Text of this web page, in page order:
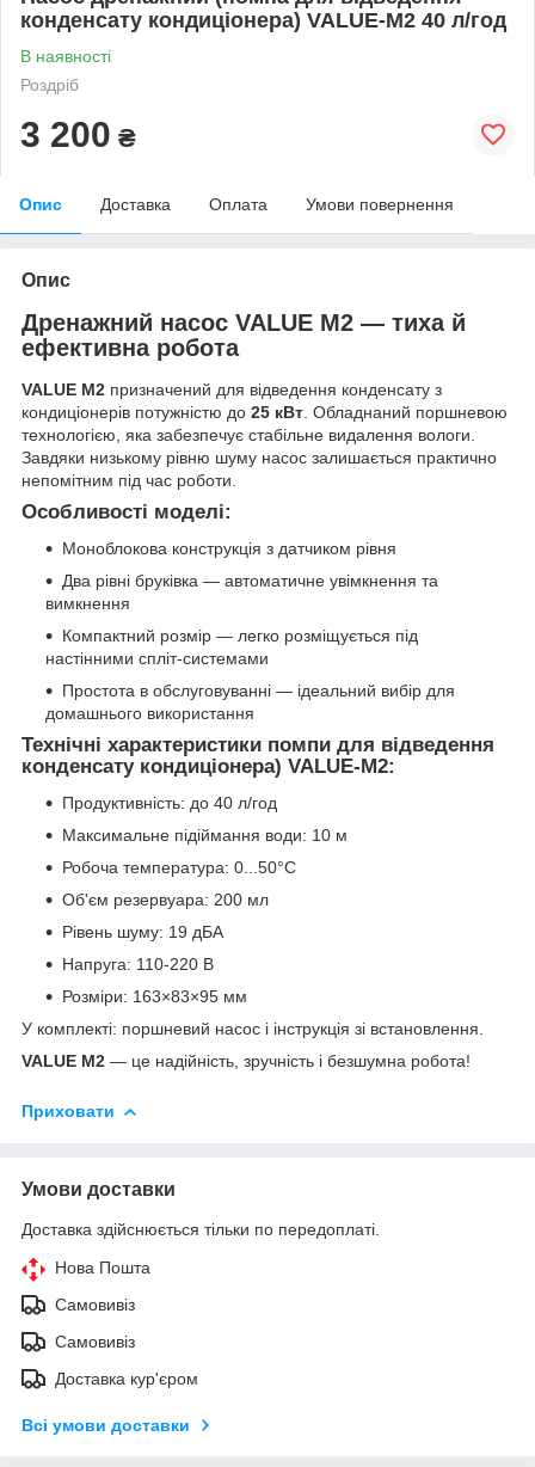
конденсату кондиціонера) VALUE-M2 40 л/год
В наявності
Роздріб
3 200 ₴
Опис Доставка Оплата Умови повернення
Опис
Дренажний насос VALUE M2 — тиха й
ефективна робота
VALUE M2 призначений для відведення конденсату з
кондиціонерів потужністю до 25 кВт. Обладнаний поршневою
технологією, яка забезпечує стабільне видалення вологи.
Завдяки низькому рівню шуму насос залишається практично
непомітним під час роботи.
Особливості моделі:
Моноблокова конструкція з датчиком рівня
Два рівні бруківка — автоматичне увімкнення та
вимкнення
Компактний розмір — легко розміщується під
настінними спліт-системами
Простота в обслуговуванні — ідеальний вибір для
домашнього використання
Технічні характеристики помпи для відведення
конденсату кондиціонера) VALUE-M2:
Продуктивність: до 40 л/год
Максимальне підіймання води: 10 м
Робоча температура: 0...50°C
Об'єм резервуара: 200 мл
Рівень шуму: 19 дБА
Напруга: 110-220 В
Розміри: 163×83×95 мм
У комплекті: поршневий насос і інструкція зі встановлення.
VALUE M2 — це надійність, зручність і безшумна робота!
Приховати
Умови доставки
Доставка здійснюється тільки по передоплаті.
Нова Пошта
Самовивіз
Самовивіз
Доставка кур'єром
Всі умови доставки